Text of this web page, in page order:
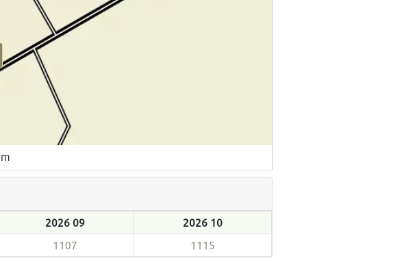
2026 09
2026 10
1107 1115